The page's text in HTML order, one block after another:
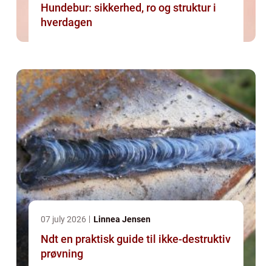
Hundebur: sikkerhed, ro og struktur i
hverdagen
07 july 2026 Linnea Jensen
Ndt en praktisk guide til ikke-destruktiv
prøvning